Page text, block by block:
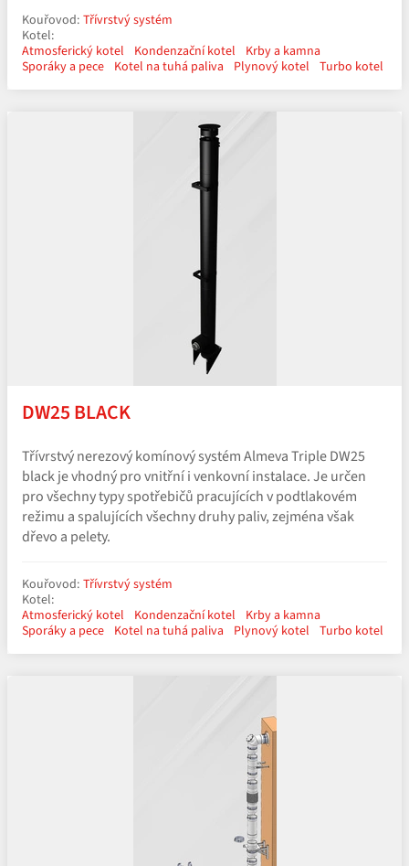
Kouřovod: Třívrstvý systém
Kotel:
Atmosferický kotel
Kondenzační kotel
Krby a kamna
Sporáky a pece Kotel na tuhá paliva Plynový kotel Turbo kotel
DW25 BLACK
Třívrstvý nerezový komínový systém Almeva Triple DW25
black je vhodný pro vnitřní i venkovní instalace. Je určen
pro všechny typy spotřebičů pracujících v podtlakovém
režimu a spalujících všechny druhy paliv, zejména však
dřevo a pelety.
Kouřovod: Třívrstvý systém
Kotel:
Atmosferický kotel
Kondenzační kotel
Krby a kamna
Sporáky a pece Kotel na tuhá paliva Plynový kotel Turbo kotel